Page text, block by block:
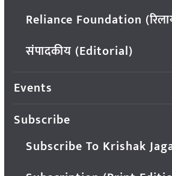
Reliance Foundation
संपादकीय (Editorial)
Events
Subscribe
Subscribe To Krishak